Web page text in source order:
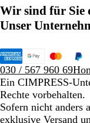
Wir sind für Sie
Unser
030 / 567 960 69
Ein CIMPRESS-
Rechte vorbehalten.
Sofern nicht anders
exklusive Versand